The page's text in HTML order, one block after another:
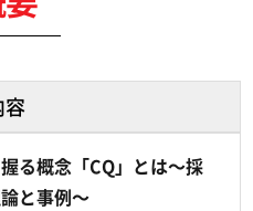
容
る概念「CQ」とは～採
と事例～